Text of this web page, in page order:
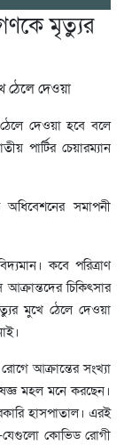
মৃত্যুর
দেওয়া হবে বলে
পার্টির চেয়ারম্যান
সমাপনী
কবে পরিত্রাণ
চিকিৎসার
মুখে ঠেলে দেওয়া
আক্রান্তের সংখ্যা
মহল মনে করছেন।
হাসপাতাল। এরই
যেগুলো কোভিড রোগী